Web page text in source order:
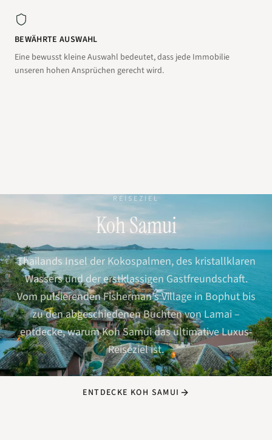
BEWÄHRTE AUSWAHL
Eine bewusst kleine Auswahl bedeutet, dass jede Immobilie
unseren hohen Ansprüchen gerecht wird.
REISEZIEL
Koh Samui
Thailands Insel der Kokospalmen, des kristallklaren
Wassers und der erstklassigen Gastfreundschaft.
Vom pulsierenden Fisherman's Village in Bophut bis
zu den abgeschiedenen Buchten von Lamai –
entdecke, warum Koh Samui das ultimative Luxus-
Reiseziel ist.
ENTDECKE KOH SAMUI